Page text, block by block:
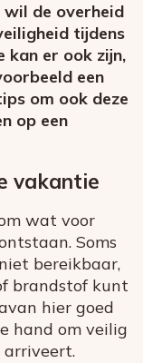
wil de overheid
tijdens
kan er ook zijn,
een
om ook deze
op een
vakantie
wat voor
Soms
bereikbaar,
brandstof kunt
hier goed
hand om veilig